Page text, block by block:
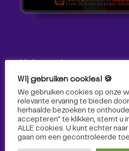
Volg ons!
Volg Omroep Tilburg niet alleen
media!
Wij gebruiken cookies! 🍪
We gebruiken cookies op onze
relevante ervaring te bieden
herhaalde bezoeken te
accepteren" te klikken, stemt u
ALLE cookies. U kunt echter
gaan om een ​​gecontroleerde